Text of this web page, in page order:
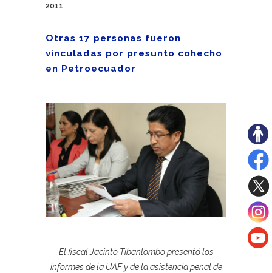
2011
Otras 17 personas fueron
vinculadas por presunto cohecho
en Petroecuador
El fiscal Jacinto Tibanlombo presentó los
informes de la UAF y de la asistencia penal de